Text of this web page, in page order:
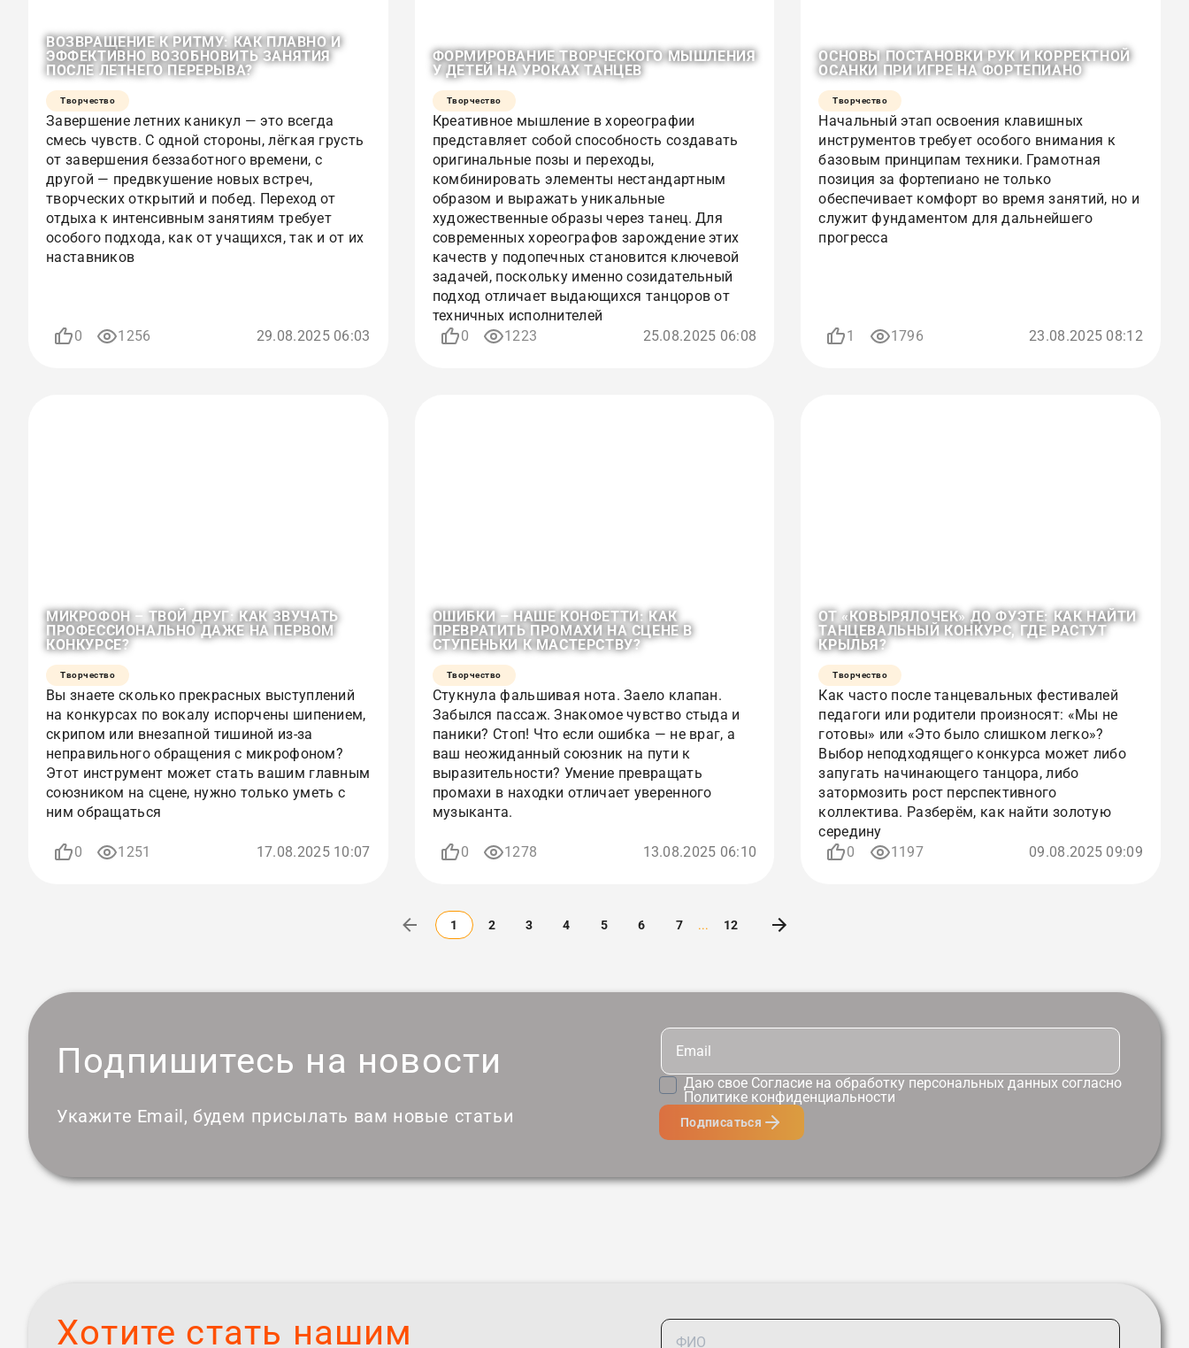
ВОЗВРАЩЕНИЕ К РИТМУ: КАК ПЛАВНО И
ЭФФЕКТИВНО ВОЗОБНОВИТЬ ЗАНЯТИЯ
ПОСЛЕ ЛЕТНЕГО ПЕРЕРЫВА?
Творчество
Завершение летних каникул — это всегда
смесь чувств. С одной стороны, лёгкая грусть
от завершения беззаботного времени, с
другой — предвкушение новых встреч,
творческих открытий и побед. Переход от
отдыха к интенсивным занятиям требует
особого подхода, как от учащихся, так и от их
наставников
0 1256 29.08.2025 06:03
ФОРМИРОВАНИЕ ТВОРЧЕСКОГО МЫШЛЕНИЯ
У ДЕТЕЙ НА УРОКАХ ТАНЦЕВ
Творчество
Креативное мышление в хореографии
представляет собой способность создавать
оригинальные позы и переходы,
комбинировать элементы нестандартным
образом и выражать уникальные
художественные образы через танец. Для
современных хореографов зарождение этих
качеств у подопечных становится ключевой
задачей, поскольку именно созидательный
подход отличает выдающихся танцоров от
техничных исполнителей
0
1223 25.08.2025 06:08
ОСНОВЫ ПОСТАНОВКИ РУК И КОРРЕКТНОЙ
ОСАНКИ ПРИ ИГРЕ НА ФОРТЕПИАНО
Творчество
Начальный этап освоения клавишных
инструментов требует особого внимания к
базовым принципам техники. Грамотная
позиция за фортепиано не только
обеспечивает комфорт во время занятий, но и
служит фундаментом для дальнейшего
прогресса
1 1796 23.08.2025 08:12
МИКРОФОН – ТВОЙ ДРУГ: КАК ЗВУЧАТЬ
ПРОФЕССИОНАЛЬНО ДАЖЕ НА ПЕРВОМ
КОНКУРСЕ?
Творчество
Вы знаете сколько прекрасных выступлений
на конкурсах по вокалу испорчены шипением,
скрипом или внезапной тишиной из-за
неправильного обращения с микрофоном?
Этот инструмент может стать вашим главным
союзником на сцене, нужно только уметь с
ним обращаться
0 1251 17.08.2025 10:07
ОШИБКИ – НАШЕ КОНФЕТТИ: КАК
ПРЕВРАТИТЬ ПРОМАХИ НА СЦЕНЕ В
СТУПЕНЬКИ К МАСТЕРСТВУ?
Творчество
Стукнула фальшивая нота. Заело клапан.
Забылся пассаж. Знакомое чувство стыда и
паники? Стоп! Что если ошибка — не враг, а
ваш неожиданный союзник на пути к
выразительности? Умение превращать
промахи в находки отличает уверенного
музыканта.
0 1278 13.08.2025 06:10
ОТ «КОВЫРЯЛОЧЕК» ДО ФУЭТЕ: КАК НАЙТИ
ТАНЦЕВАЛЬНЫЙ КОНКУРС, ГДЕ РАСТУТ
КРЫЛЬЯ?
Творчество
Как часто после танцевальных фестивалей
педагоги или родители произносят: «Мы не
готовы» или «Это было слишком легко»?
Выбор неподходящего конкурса может либо
запугать начинающего танцора, либо
затормозить рост перспективного
коллектива. Разберём, как найти золотую
середину
0
1197 09.08.2025 09:09
1 2 3 4 5 6 7 ... 12
Подпишитесь на новости
Укажите Email, будем присылать вам новые статьи
Даю свое Согласие на обработку персональных данных согласно
Политике конфиденциальности
Подписаться
Хотите стать нашим